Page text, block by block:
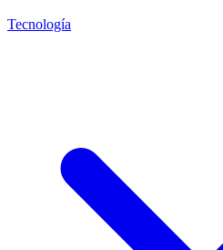
Tecnología